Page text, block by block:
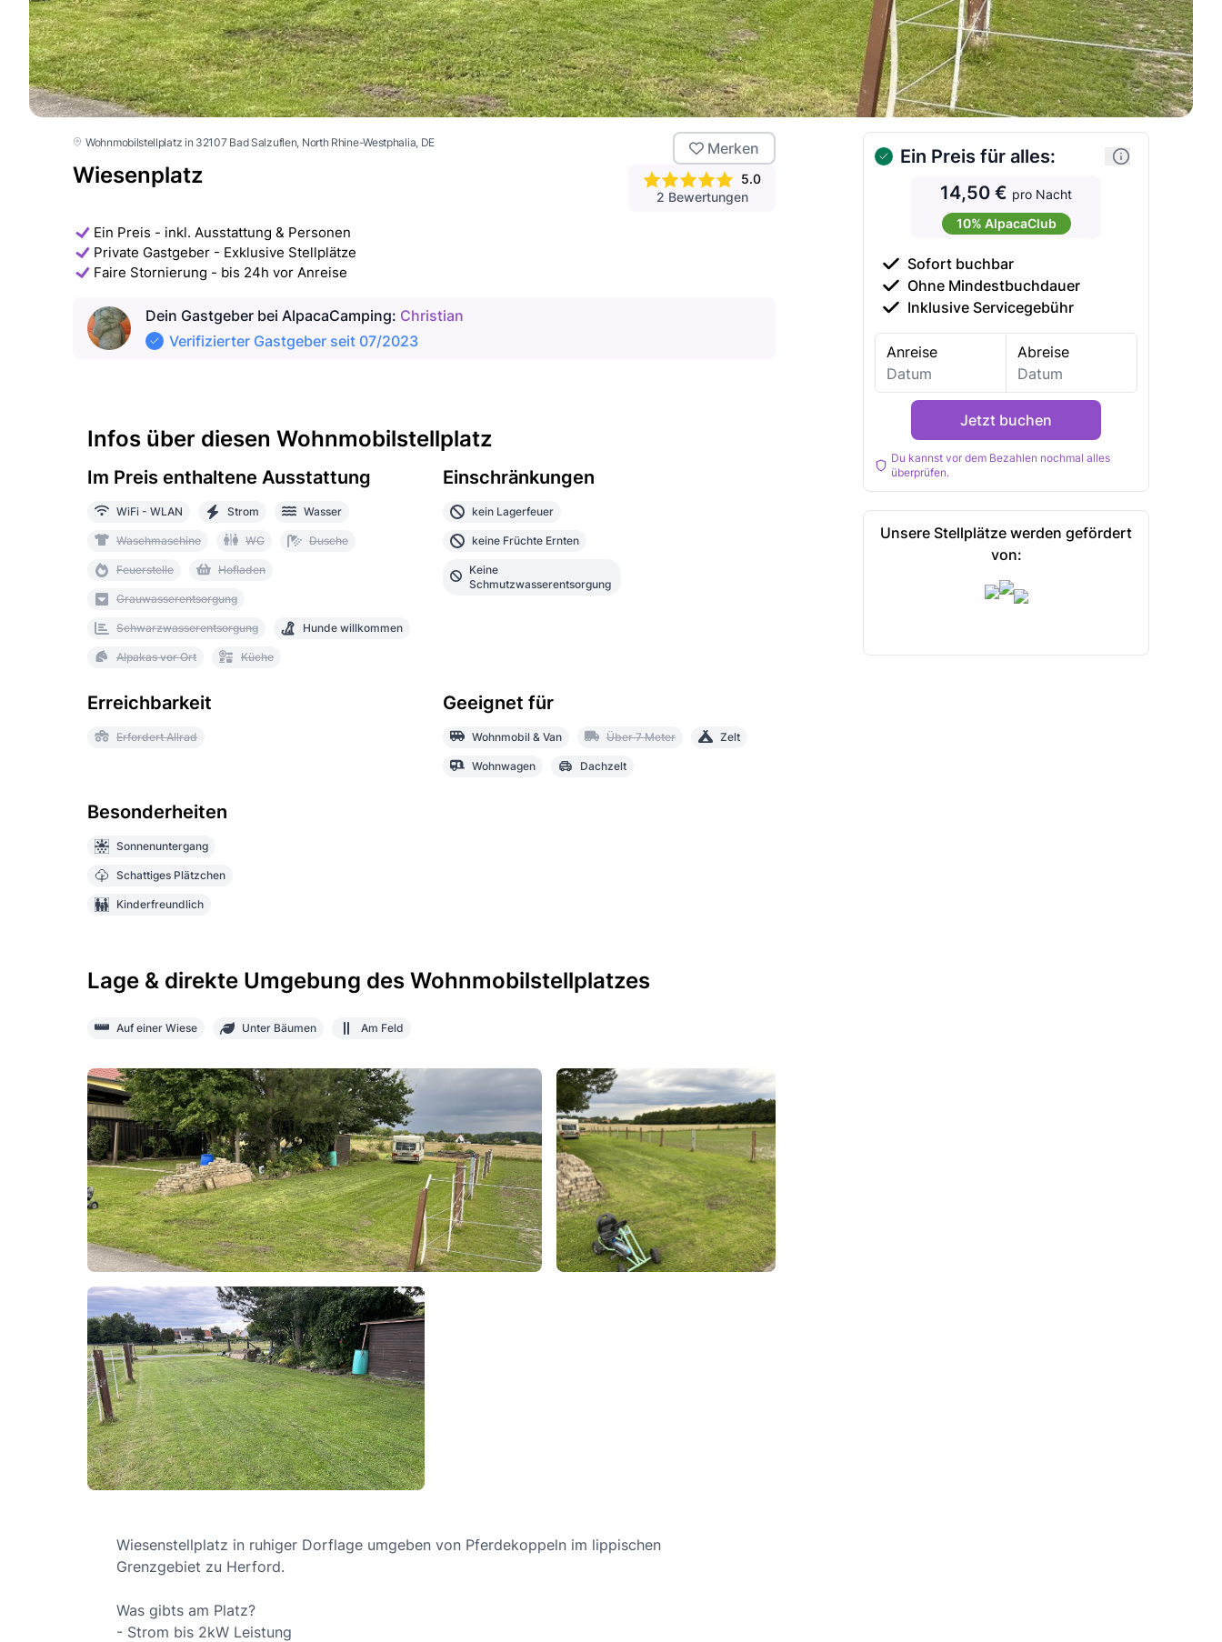
Wohnmobilstellplatz in 32107 Bad Salzuflen , North Rhine-Westphalia , DE
Wiesenplatz
5.0
2 Bewertungen
Merken
Ein Preis - inkl. Ausstattung & Personen
Private Gastgeber - Exklusive Stellplätze
Faire Stornierung - bis 24h vor Anreise
Dein Gastgeber bei AlpacaCamping: Christian
Verifizierter Gastgeber seit 07/2023
Ein Preis für alles:
14,50 € pro Nacht
10% AlpacaClub
Sofort buchbar
Ohne Mindestbuchdauer
Inklusive Servicegebühr
Anreise Abreise
Jetzt buchen
Du kannst vor dem Bezahlen nochmal alles
überprüfen.
Unsere Stellplätze werden gefördert
von:
Infos über diesen Wohnmobilstellplatz
Im Preis enthaltene Ausstattung
WiFi - WLAN Strom Wasser
Waschmaschine WC Dusche
Feuerstelle Hofladen
Grauwasserentsorgung
Schwarzwasserentsorgung Hunde willkommen
Alpakas vor Ort Küche
Einschränkungen
kein Lagerfeuer
keine Früchte Ernten
Keine
Schmutzwasserentsorgung
Erreichbarkeit
Erfordert Allrad
Geeignet für
Wohnmobil & Van Über 7 Meter Zelt
Wohnwagen Dachzelt
Besonderheiten
Sonnenuntergang
Schattiges Plätzchen
Kinderfreundlich
Lage & direkte Umgebung des Wohnmobilstellplatzes
Auf einer Wiese Unter Bäumen Am Feld
Wiesenstellplatz in ruhiger Dorflage umgeben von Pferdekoppeln im lippischen
Grenzgebiet zu Herford.
Was gibts am Platz?
- Strom bis 2kW Leistung